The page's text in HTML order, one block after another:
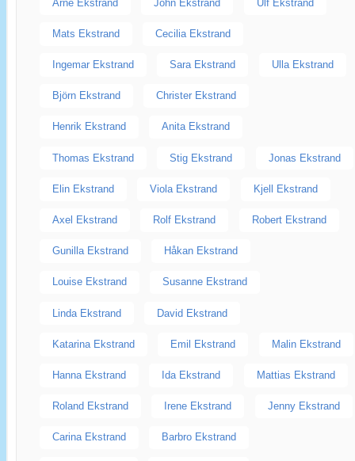
Arne Ekstrand John Ekstrand Ulf Ekstrand
Mats Ekstrand Cecilia Ekstrand
Ingemar Ekstrand Sara Ekstrand Ulla Ekstrand
Björn Ekstrand Christer Ekstrand
Henrik Ekstrand Anita Ekstrand
Thomas Ekstrand Stig Ekstrand Jonas Ekstrand
Elin Ekstrand Viola Ekstrand Kjell Ekstrand
Axel Ekstrand Rolf Ekstrand Robert Ekstrand
Gunilla Ekstrand Håkan Ekstrand
Louise Ekstrand Susanne Ekstrand
Linda Ekstrand David Ekstrand
Katarina Ekstrand Emil Ekstrand Malin Ekstrand
Hanna Ekstrand Ida Ekstrand Mattias Ekstrand
Roland Ekstrand Irene Ekstrand Jenny Ekstrand
Carina Ekstrand Barbro Ekstrand